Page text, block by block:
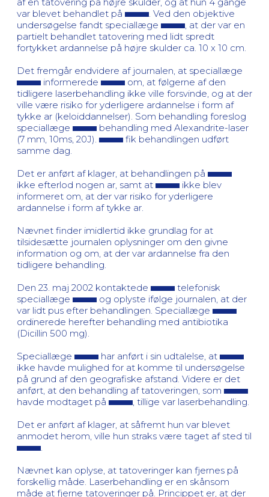
var blevet behandlet på
. Ved den objektive
undersøgelse fandt speciallæge
, at der var en
partielt behandlet tatovering med lidt spredt
fortykket ardannelse på højre skulder ca. 10 x 10 cm.
Det fremgår endvidere af journalen, at speciallæge
informerede
om, at følgerne af den
tidligere laserbehandling ikke ville forsvinde, og at der
ville være risiko for yderligere ardannelse i form af
tykke ar (keloiddannelser). Som behandling foreslog
speciallæge
behandling med Alexandrite-laser
(7 mm, 10ms, 20J).
fik behandlingen udført
samme dag.
Det er anført af klager, at behandlingen på
ikke efterlod nogen ar, samt at
ikke blev
informeret om, at der var risiko for yderligere
ardannelse i form af tykke ar.
Nævnet finder imidlertid ikke grundlag for at
tilsidesætte journalen oplysninger om den givne
information og om, at der var ardannelse fra den
tidligere behandling.
Den 23. maj 2002 kontaktede
telefonisk
speciallæge
og oplyste ifølge journalen, at der
var lidt pus efter behandlingen. Speciallæge
ordinerede herefter behandling med antibiotika
(Dicillin 500 mg).
Speciallæge
har anført i sin udtalelse, at
ikke havde mulighed for at komme til undersøgelse
på grund af den geografiske afstand. Videre er det
anført, at den behandling af tatoveringen, som
havde modtaget på
, tillige var laserbehandling.
Det er anført af klager, at såfremt hun var blevet
anmodet herom, ville hun straks være taget af sted til
Nævnet kan oplyse, at tatoveringer kan fjernes på
forskellig måde. Laserbehandling er en skånsom
måde at fjerne tatoveringer på. Princippet er, at der